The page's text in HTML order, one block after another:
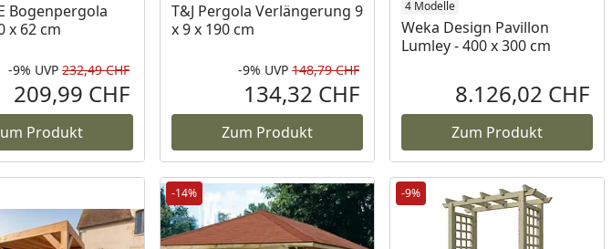
Preis
Bogenpergola
x 62 cm
Rabatt in Prozent
-9%
Ursprünglicher Preis
UVP 232,49 CHF
209,99 CHF
Produkt
T&J Pergola Verlängerung 9
x 9 x 190 cm
Rabatt in Prozent
-9%
Ursprünglicher Preis
UVP 148,79 CHF
Aktueller Preis
134,32 CHF
Zum Produkt
4 Modelle
Weka Design Pavillon
Lumley - 400 x 300 cm
8.126,02 CHF
Zum Produkt
-14% -9%